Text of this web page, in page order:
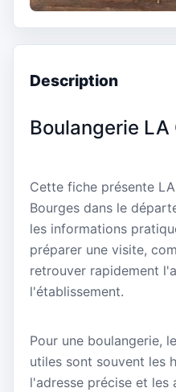
Description
Boulangerie LA
Cette fiche présente LA
Bourges dans le
les informations
préparer une visite,
retrouver rapidement
l'établissement.
Pour une boulangerie,
utiles sont souvent les
l'adresse précise et les